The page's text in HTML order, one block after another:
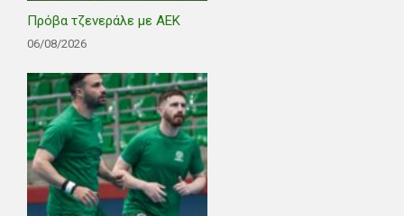
Πρόβα τζενεράλε με ΑΕΚ
06/08/2026